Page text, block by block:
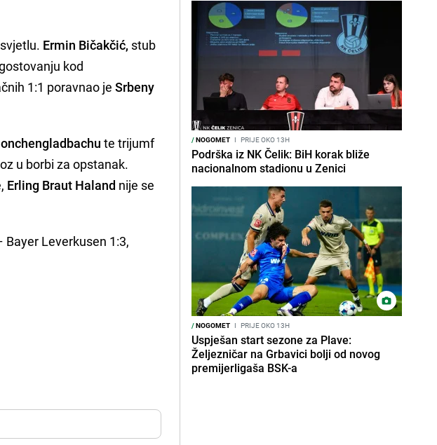
Ermin Bičakčić, stub
kod
1:1 poravnao jeSrbeny
te trijumf
u borbi za opstanak.
Erling Braut Haland nije se
Leverkusen 1:3,
/NOGOMET I PRIJE OKO 13H
Podrška iz NK Čelik: BiH korak bliže
nacionalnom stadionu u Zenici
/NOGOMET I PRIJE OKO 13H
Uspješan start sezone za Plave:
Željezničar na Grbavici bolji od novog
premijerligaša BSK-a